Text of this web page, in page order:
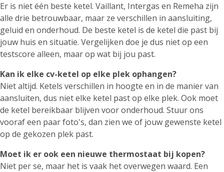
Er is niet één beste ketel. Vaillant, Intergas en Remeha zijn
alle drie betrouwbaar, maar ze verschillen in aansluiting,
geluid en onderhoud. De beste ketel is de ketel die past bij
jouw huis en situatie. Vergelijken doe je dus niet op een
testscore alleen, maar op wat bij jou past.
Kan ik elke cv-ketel op elke plek ophangen?
Niet altijd. Ketels verschillen in hoogte en in de manier van
aansluiten, dus niet elke ketel past op elke plek. Ook moet
de ketel bereikbaar blijven voor onderhoud. Stuur ons
vooraf een paar foto's, dan zien we of jouw gewenste ketel
op de gekozen plek past.
Moet ik er ook een nieuwe thermostaat bij kopen?
Niet per se, maar het is vaak het overwegen waard. Een